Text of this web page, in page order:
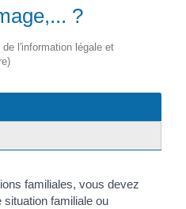
?
l'information légale et
familiales, vous devez
familiale ou